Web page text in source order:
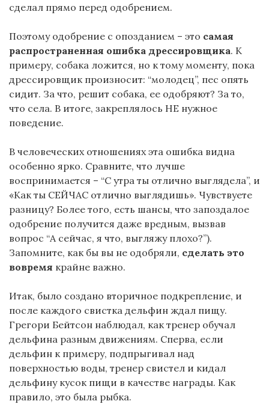
сделал прямо перед одобрением.
Поэтому одобрение с опозданием – это самая
распространенная ошибка дрессировщика. К
примеру, собака ложится, но к тому моменту, пока
дрессировщик произносит: “молодец”, пес опять
сидит. За что, решит собака, ее одобряют? За то,
что села. В итоге, закреплялось НЕ нужное
поведение.
В человеческих отношениях эта ошибка видна
особенно ярко. Сравните, что лучше
воспринимается – “С утра ты отлично выглядела”, и
«Как ты СЕЙЧАС отлично выглядишь». Чувствуете
разницу? Более того, есть шансы, что запоздалое
одобрение получится даже вредным, вызвав
вопрос “А сейчас, я что, выгляжу плохо?”).
Запомните, как бы вы не одобряли, сделать это
вовремя крайне важно.
Итак, было создано вторичное подкрепление, и
после каждого свистка дельфин ждал пищу.
Грегори Бейтсон наблюдал, как тренер обучал
дельфина разным движениям. Сперва, если
дельфин к примеру, подпрыгивал над
поверхностью воды, тренер свистел и кидал
дельфину кусок пищи в качестве награды. Как
правило, это была рыбка.